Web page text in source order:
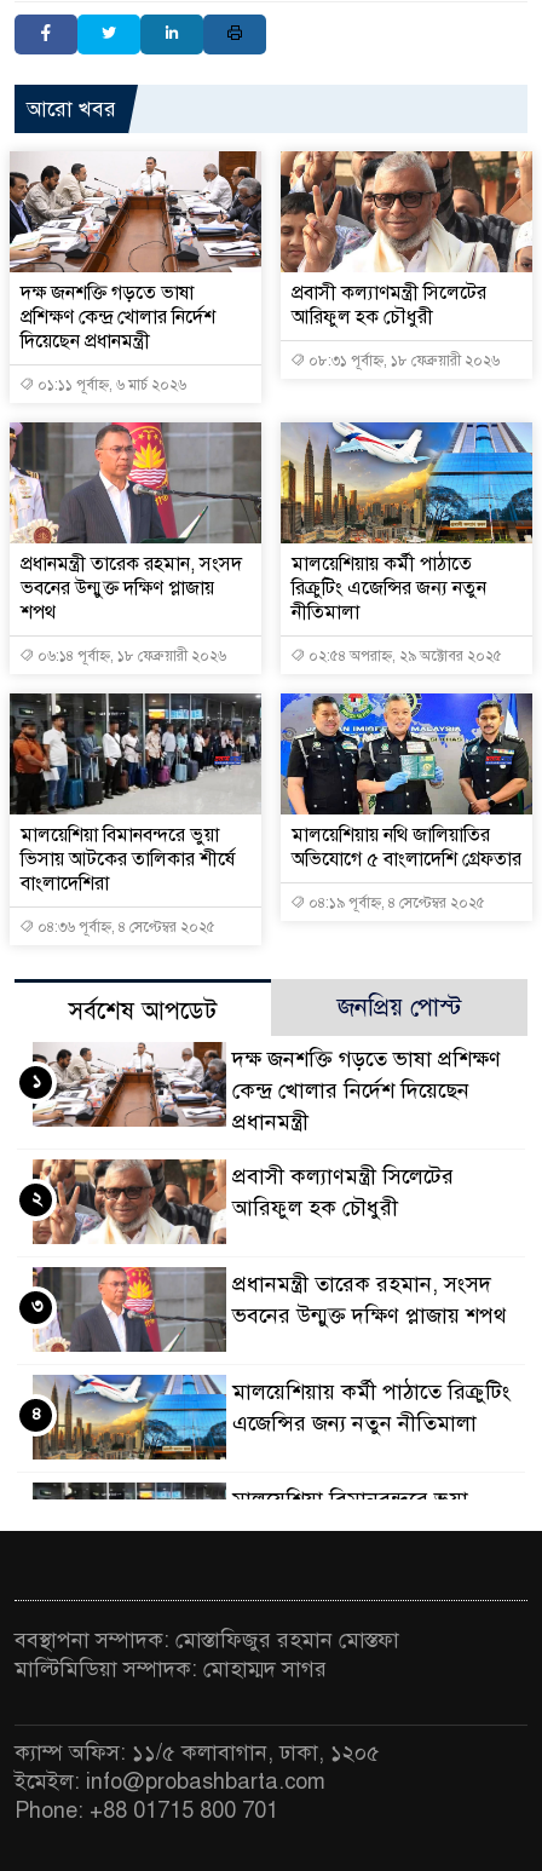
আরো খবর
দক্ষ জনশক্তি গড়তে ভাষা
প্রশিক্ষণ কেন্দ্র খোলার নির্দেশ
দিয়েছেন প্রধানমন্ত্রী
০১:১১ পূর্বাহ্ন, ৬ মার্চ ২০২৬
প্রবাসী কল্যাণমন্ত্রী সিলেটের
আরিফুল হক চৌধুরী
০৮:৩১ পূর্বাহ্ন, ১৮ ফেব্রুয়ারী ২০২৬
প্রধানমন্ত্রী তারেক রহমান, সংসদ
ভবনের উন্মুক্ত দক্ষিণ প্লাজায়
শপথ
০৬:১৪ পূর্বাহ্ন, ১৮ ফেব্রুয়ারী ২০২৬
মালয়েশিয়ায় কর্মী পাঠাতে
রিক্রুটিং এজেন্সির জন্য নতুন
নীতিমালা
০২:৫৪ অপরাহ্ন, ২৯ অক্টোবর ২০২৫
মালয়েশিয়া বিমানবন্দরে ভুয়া
ভিসায় আটকের তালিকার শীর্ষে
বাংলাদেশিরা
০৪:৩৬ পূর্বাহ্ন, ৪ সেপ্টেম্বর ২০২৫
মালয়েশিয়ায় নথি জালিয়াতির
অভিযোগে ৫ বাংলাদেশি গ্রেফতার
০৪:১৯ পূর্বাহ্ন, ৪ সেপ্টেম্বর ২০২৫
সর্বশেষ আপডেট জনপ্রিয় পোস্ট
দক্ষ জনশক্তি গড়তে ভাষা প্রশিক্ষণ
কেন্দ্র খোলার নির্দেশ দিয়েছেন
প্রধানমন্ত্রী
১
প্রবাসী কল্যাণমন্ত্রী সিলেটের
আরিফুল হক চৌধুরী
২
প্রধানমন্ত্রী তারেক রহমান, সংসদ
ভবনের উন্মুক্ত দক্ষিণ প্লাজায় শপথ
৩
মালয়েশিয়ায় কর্মী পাঠাতে রিক্রুটিং
এজেন্সির জন্য নতুন নীতিমালা
৪
মালয়েশিয়া বিমানবন্দরে ভুয়া
ভিসায় আটকের তালিকার শীর্ষে
অভিযোগে ৫ বাংলাদেশি গ্রেফতার
৬
কুয়ালালামপুরে বিশেষ অভিযানে
বাংলাদেশিসহ ৭৭০ অভিবাসী আটক
৭
ববস্থাপনা সম্পাদক: মোস্তাফিজুর রহমান মোস্তফা
মাল্টিমিডিয়া সম্পাদক: মোহাম্মদ সাগর
ক্যাম্প অফিস: ১১/৫ কলাবাগান, ঢাকা, ১২০৫
ইমেইল: info@probashbarta.com
Phone: +88 01715 800 701